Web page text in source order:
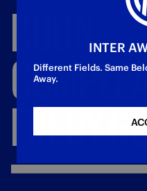
BUON
FREDY
INTER
Different Fields. Same
Away.